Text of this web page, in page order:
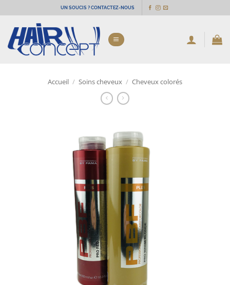
au
contenu
UN SOUCIS ? CONTACTEZ-NOUS
Accueil / Soins cheveux / Cheveux colorés